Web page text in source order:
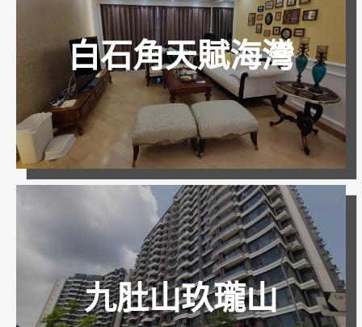
白石角天賦海灣
家居清潔
九肚山玖瓏山